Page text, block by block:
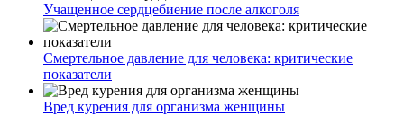
Учащенное сердцебиение после алкоголя
Смертельное давление для человека: критические
показатели
Вред курения для организма женщины